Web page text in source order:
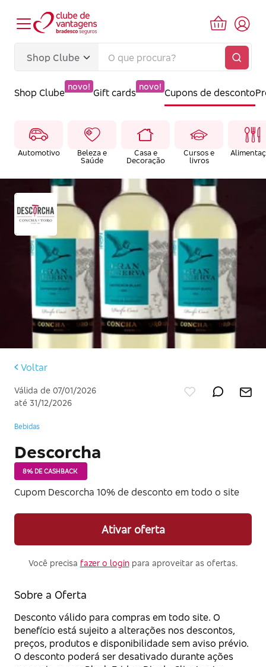
Shop Clube
novo!
Gift cards
novo!
Cupons de desconto
Automotivo
Beleza e
Saúde
Casa e
Decoração
Cursos e
livros
Voltar
Válida de 07/01/2026
até 31/12/2026
Bebidas
Descorcha
8% DE CASHBACK
Cupom Descorcha 10% de desconto em todo o site
Ativar oferta
Você precisa fazer o loginpara aproveitar as ofertas.
Sobre a Oferta
Desconto válido para compras em todo site. O
benefício está sujeito a alterações nos descontos,
preços, produtos e disponibilidade sem aviso prévio.
O desconto poderá ser desativado durante ações